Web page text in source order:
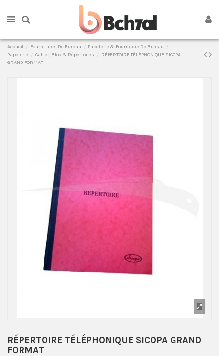
Accueil Fournitures De Bureau
Papeterie & Fourniture De Bureau
Papeterie
Cahier, Bloc & Répertoires
RÉPERTOIRE TÉLÉPHONIQUE SICOPA
GRAND FORMAT
RÉPERTOIRE TÉLÉPHONIQUE SICOPA GRAND
FORMAT